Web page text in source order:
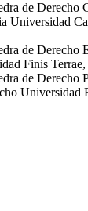
de Derecho
Universidad
de Derecho
Finis Terrae,
de Derecho
Universidad